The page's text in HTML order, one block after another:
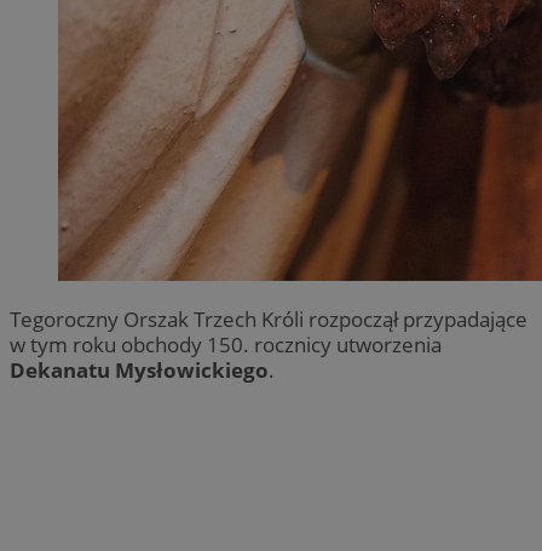
Tegoroczny Orszak Trzech Króli rozpoczął przypadające
w tym roku obchody 150. rocznicy utworzenia
Dekanatu Mysłowickiego.